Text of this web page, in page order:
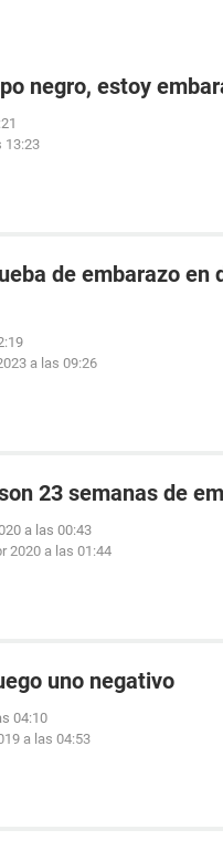
negro, estoy
13:23
de embarazo en
a las 09:26
23 semanas de
a las 00:43
2020 a las 01:44
uno negativo
04:10
a las 04:53